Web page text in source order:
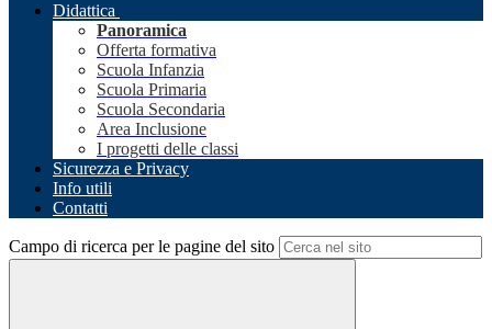
Didattica
Panoramica
Offerta formativa
Scuola Infanzia
Scuola Primaria
Scuola Secondaria
Area Inclusione
I progetti delle classi
Sicurezza e Privacy
Info utili
Contatti
Campo di ricerca per le pagine del sito